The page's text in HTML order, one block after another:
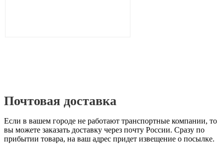
Почтовая доставка
Если в вашем городе не работают транспортные компании, то
вы можете заказать доставку через почту России. Сразу по
прибытии товара, на ваш адрес придет извещение о посылке.